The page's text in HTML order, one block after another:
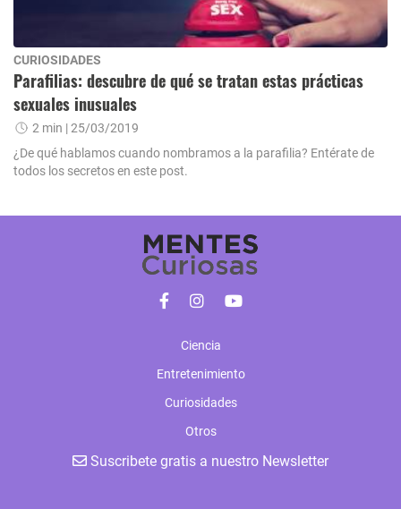
CURIOSIDADES
Parafilias: descubre de qué se tratan estas prácticas
sexuales inusuales
2 min | 25/03/2019
¿De qué hablamos cuando nombramos a la parafilia? Entérate de
todos los secretos en este post.
Ciencia
Entretenimiento
Curiosidades
Otros
Suscribete gratis a nuestro Newsletter